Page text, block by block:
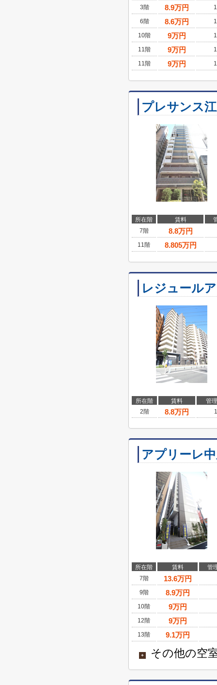
3階
8.9万円
6階 8.6万円
10階 9万円
11階 9万円
11階 9万円
プレサンス
所在階 賃料
7階
8.8万円
11階 8.805万円
レジュール
所在階 賃料
管
2階
8.8万円
アプリーレ
所在階 賃料
管
7階
13.6万円
9階 8.9万円
10階 9万円
12階 9万円
13階 9.1万円
+ その他の空